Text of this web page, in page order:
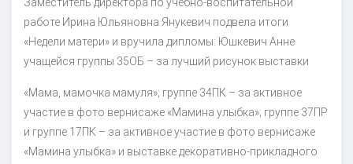
работе Ирина Юльяновна Янукевич подвела итоги
«Недели матери» и вручила дипломы: Юшкевич Анне
учащейся группы 35ОБ – за лучший рисунок выставки
«Мама, мамочка мамуля»; группе 34ПК – за активное
участие в фото вернисаже «Мамина улыбка»; группе 37ПР
и группе 17ПК – за активное участие в фото вернисаже
«Мамина улыбка» и выставке декоративно-прикладного